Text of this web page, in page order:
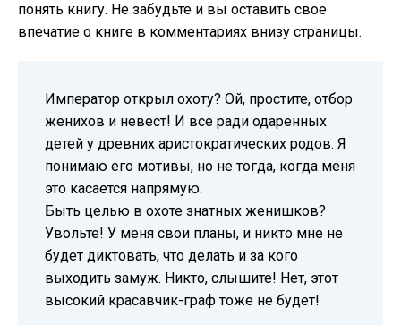
понять книгу. Не забудьте и вы оставить свое
впечатие о книге в комментариях внизу страницы.
Император открыл охоту? Ой, простите, отбор
женихов и невест! И все ради одаренных
детей у древних аристократических родов. Я
понимаю его мотивы, но не тогда, когда меня
это касается напрямую.
Быть целью в охоте знатных женишков?
Увольте! У меня свои планы, и никто мне не
будет диктовать, что делать и за кого
выходить замуж. Никто, слышите! Нет, этот
высокий красавчик-граф тоже не будет!